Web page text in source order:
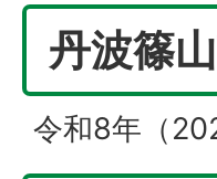
丹波篠
令和8年（